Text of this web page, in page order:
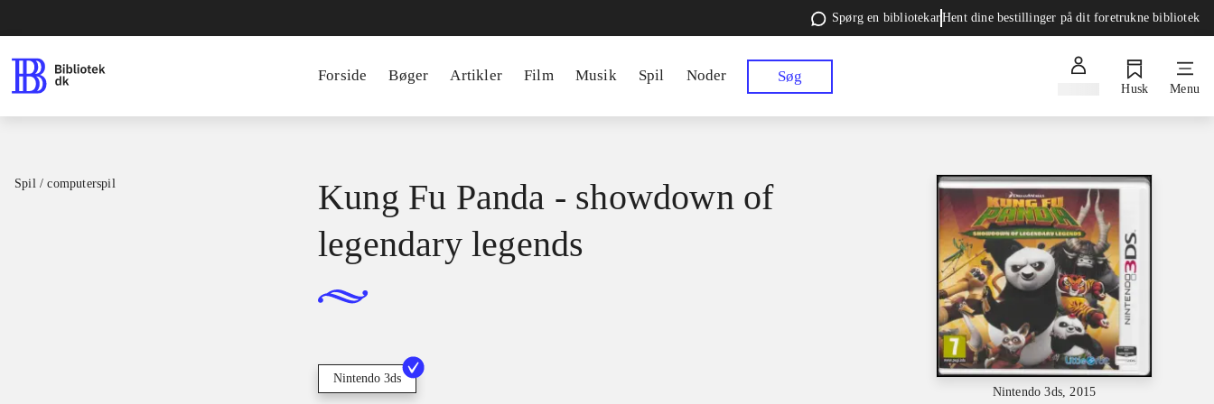
Spørg en bibliotekarHent dine bestillinger på dit foretrukne bibliotek
Forside Bøger Artikler Film Musik Spil Noder Søg
Husk Menu
Spil / computerspil
Nintendo 3ds, 2015
Kung Fu Panda - showdown of
legendary legends
Nintendo 3ds